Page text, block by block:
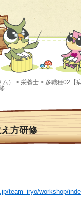
） > 栄養士> 多職種02【
方研修
team_iryo/workshop/